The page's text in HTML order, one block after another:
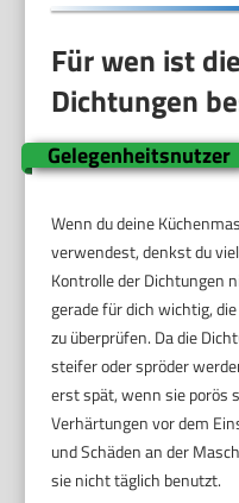
Für wen ist
Dichtungen
Gelegenheitsnutzer
Wenn du deine
verwendest, denkst du
Kontrolle der Dichtungen
gerade für dich wichtig,
zu überprüfen. Da die
steifer oder spröder
erst spät, wenn sie porös
Verhärtungen vor dem
und Schäden an der
sie nicht täglich benutzt.